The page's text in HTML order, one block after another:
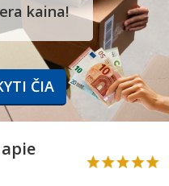
kaina!
ČIA